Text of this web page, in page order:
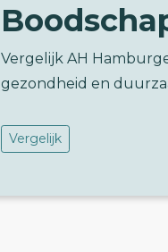
Vergelijk AH
gezondheid en
Vergelijk